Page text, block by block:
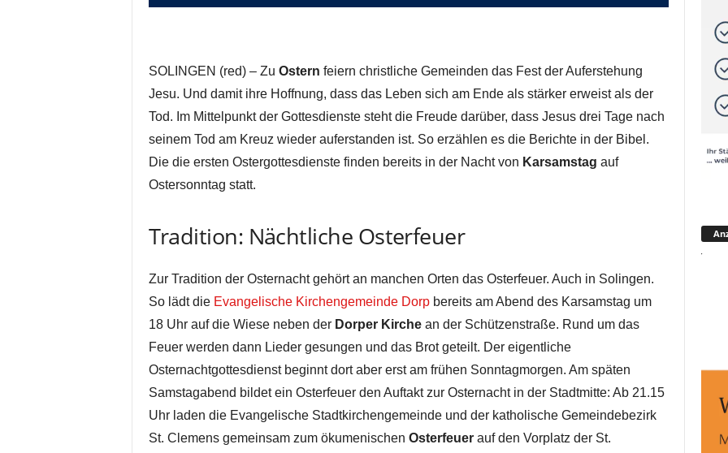
SOLINGEN (red) – Zu Ostern feiern christliche Gemeinden das Fest der Auferstehung
Jesu. Und damit ihre Hoffnung, dass das Leben sich am Ende als stärker erweist als der
Tod. Im Mittelpunkt der Gottesdienste steht die Freude darüber, dass Jesus drei Tage nach
seinem Tod am Kreuz wieder auferstanden ist. So erzählen es die Berichte in der Bibel.
Die die ersten Ostergottesdienste finden bereits in der Nacht von Karsamstag auf
Ostersonntag statt.
Tradition: Nächtliche Osterfeuer
Zur Tradition der Osternacht gehört an manchen Orten das Osterfeuer. Auch in Solingen.
So lädt die Evangelische Kirchengemeinde Dorpbereits am Abend des Karsamstag um
18 Uhr auf die Wiese neben der Dorper Kirche an der Schützenstraße. Rund um das
Feuer werden dann Lieder gesungen und das Brot geteilt. Der eigentliche
Osternachtgottesdienst beginnt dort aber erst am frühen Sonntagmorgen. Am späten
Samstagabend bildet ein Osterfeuer den Auftakt zur Osternacht in der Stadtmitte: Ab 21.15
Uhr laden die Evangelische Stadtkirchengemeinde und der katholische Gemeindebezirk
St. Clemens gemeinsam zum ökumenischen Osterfeuerauf den Vorplatz der St.